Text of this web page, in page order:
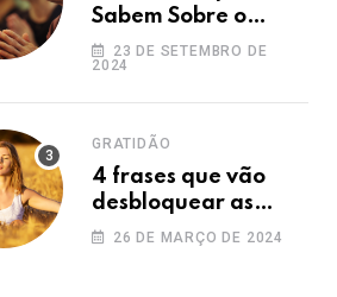
Sabem Sobre o
Ho’oponopono e
Você Não
23 DE SETEMBRO DE
2024
GRATIDÃO
4 frases que vão
desbloquear as
bênçãos na sua vida
26 DE MARÇO DE 2024